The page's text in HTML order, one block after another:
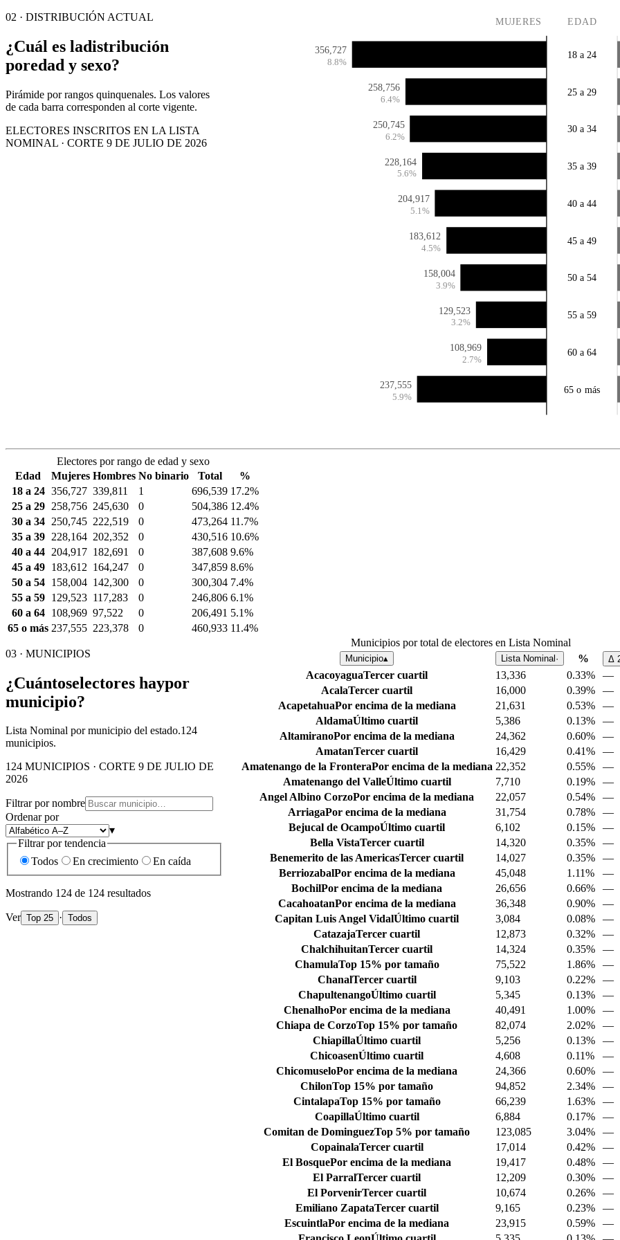
02 · DISTRIBUCIÓN ACTUAL
¿Cuál es ladistribución
poredad y sexo?
Pirámide por rangos quinquenales. Los valores
de cada barra corresponden al corte vigente.
ELECTORES INSCRITOS EN LA LISTA
NOMINAL · CORTE 9 DE JULIO DE 2026
MUJERES EDAD
356,727
8.8%
18 a 24
258,756
6.4%
25 a 29
250,745
6.2%
30 a 34
228,164
5.6%
35 a 39
204,917
5.1%
40 a 44
183,612
4.5%
45 a 49
158,004
3.9%
50 a 54
129,523
3.2%
55 a 59
108,969
2.7%
60 a 64
237,555
5.9%
65 o más
Electores por rango de edad y sexo
Edad
Mujeres Hombres No binario Total
%
18 a 24 356,727 339,811 1 696,539 17.2%
25 a 29
258,756 245,630 0 504,386 12.4%
30 a 34
250,745 222,519 0 473,264 11.7%
35 a 39
228,164 202,352 0 430,516 10.6%
40 a 44
204,917 182,691 0 387,608 9.6%
45 a 49
183,612 164,247 0 347,859 8.6%
50 a 54
158,004 142,300 0 300,304 7.4%
55 a 59
129,523 117,283 0 246,806 6.1%
60 a 64
108,969 97,522 0 206,491 5.1%
65 o más 237,555 223,378 0 460,933 11.4%
03 · MUNICIPIOS
¿Cuántoselectores haypor
municipio?
Lista Nominal por municipio del estado.124
municipios.
124 MUNICIPIOS · CORTE 9 DE JULIO DE
2026
Filtrar por nombre
Ordenar por
▾
Filtrar por tendencia
Todos
En crecimiento En caída
Mostrando 124 de 124 resultados
Ver Top 25 · Todos
Municipios por total de electores en Lista Nominal
Municipio▴ Lista Nominal· % Δ
AcacoyaguaTercer cuartil 13,336 0.33%
—
AcalaTercer cuartil 16,000 0.39%
—
AcapetahuaPor encima de la mediana 21,631 0.53%
—
AldamaÚltimo cuartil 5,386 0.13%
—
AltamiranoPor encima de la mediana 24,362 0.60%
—
AmatanTercer cuartil 16,429 0.41%
—
Amatenango de la FronteraPor encima de la mediana 22,352 0.55%
—
Amatenango del ValleÚltimo cuartil 7,710 0.19%
—
Angel Albino CorzoPor encima de la mediana 22,057 0.54%
—
ArriagaPor encima de la mediana 31,754 0.78%
—
Bejucal de OcampoÚltimo cuartil 6,102 0.15%
—
Bella VistaTercer cuartil 14,320 0.35%
—
Benemerito de las AmericasTercer cuartil 14,027 0.35%
—
BerriozabalPor encima de la mediana 45,048 1.11%
—
BochilPor encima de la mediana 26,656 0.66%
—
CacahoatanPor encima de la mediana 36,348 0.90%
—
Capitan Luis Angel VidalÚltimo cuartil 3,084 0.08%
—
CatazajaTercer cuartil 12,873 0.32%
—
ChalchihuitanTercer cuartil 14,324 0.35%
—
ChamulaTop 15% por tamaño 75,522 1.86%
—
ChanalTercer cuartil 9,103 0.22%
—
ChapultenangoÚltimo cuartil 5,345 0.13%
—
ChenalhoPor encima de la mediana 40,491 1.00%
—
Chiapa de CorzoTop 15% por tamaño 82,074 2.02%
—
ChiapillaÚltimo cuartil 5,256 0.13%
—
ChicoasenÚltimo cuartil 4,608 0.11%
—
ChicomuseloPor encima de la mediana 24,366 0.60%
—
ChilonTop 15% por tamaño 94,852 2.34%
—
CintalapaTop 15% por tamaño 66,239 1.63%
—
CoapillaÚltimo cuartil 6,884 0.17%
—
Comitan de DominguezTop 5% por tamaño 123,085 3.04%
—
CopainalaTercer cuartil 17,014 0.42%
—
El BosquePor encima de la mediana 19,417 0.48%
—
El ParralTercer cuartil 12,209 0.30%
—
El PorvenirTercer cuartil 10,674 0.26%
—
Emiliano ZapataTercer cuartil 9,165 0.23%
—
EscuintlaPor encima de la mediana 23,915 0.59%
—